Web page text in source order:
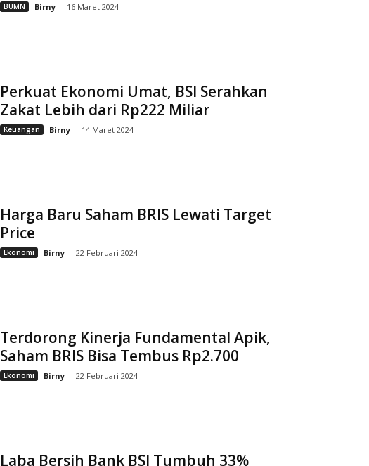
BUMN Birny - 16 Maret 2024
Perkuat Ekonomi Umat, BSI Serahkan
Zakat Lebih dari Rp222 Miliar
Keuangan Birny - 14 Maret 2024
Harga Baru Saham BRIS Lewati Target
Price
Ekonomi Birny - 22 Februari 2024
Terdorong Kinerja Fundamental Apik,
Saham BRIS Bisa Tembus Rp2.700
Ekonomi Birny - 22 Februari 2024
Laba Bersih Bank BSI Tumbuh 33%